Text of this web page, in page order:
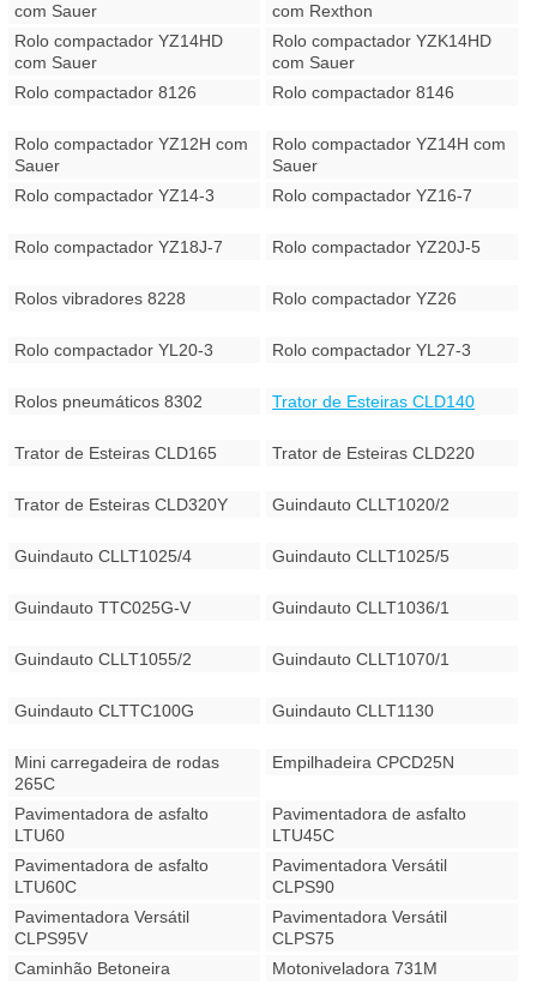
com Sauer
com Rexthon
Rolo compactador YZ14HD
com Sauer
Rolo compactador YZK14HD
com Sauer
Rolo compactador 8126
Rolo compactador 8146
Rolo compactador YZ12H com
Sauer
Rolo compactador YZ14H com
Sauer
Rolo compactador YZ14-3
Rolo compactador YZ16-7
Rolo compactador YZ18J-7 Rolo compactador YZ20J-5
Rolos vibradores 8228 Rolo compactador YZ26
Rolo compactador YL20-3 Rolo compactador YL27-3
Rolos pneumáticos 8302 Trator de Esteiras CLD140
Trator de Esteiras CLD165 Trator de Esteiras CLD220
Trator de Esteiras CLD320Y Guindauto CLLT1020/2
Guindauto CLLT1025/4 Guindauto CLLT1025/5
Guindauto TTC025G-V Guindauto CLLT1036/1
Guindauto CLLT1055/2 Guindauto CLLT1070/1
Guindauto CLTTC100G Guindauto CLLT1130
Mini carregadeira de rodas
265C
Empilhadeira CPCD25N
Pavimentadora de asfalto
LTU60
Pavimentadora de asfalto
LTU45C
Pavimentadora de asfalto
LTU60C
Pavimentadora Versátil
CLPS90
Pavimentadora Versátil
CLPS95V
Pavimentadora Versátil
CLPS75
Caminhão Betoneira
Motoniveladora 731M